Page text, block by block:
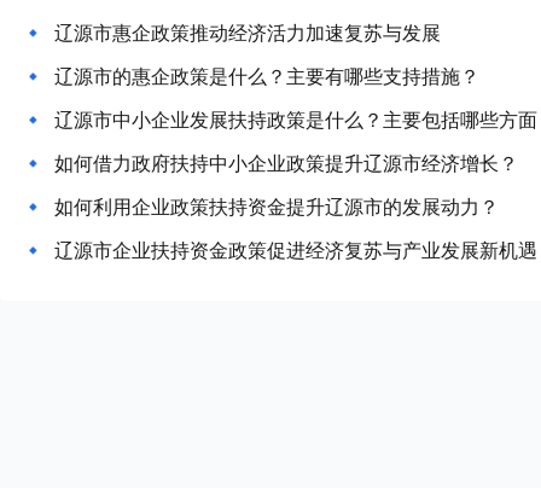
辽源市惠企政策推动经济活力加速复苏与发展
辽源市的惠企政策是什么？主要有哪些支持措施？
辽源市中小企业发展扶持政策是什么？主要包括哪些方
如何借力政府扶持中小企业政策提升辽源市经济增长？
如何利用企业政策扶持资金提升辽源市的发展动力？
辽源市企业扶持资金政策促进经济复苏与产业发展新机遇